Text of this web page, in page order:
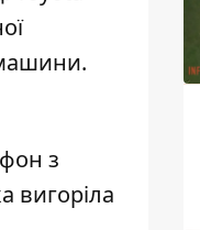
з
вигоріла